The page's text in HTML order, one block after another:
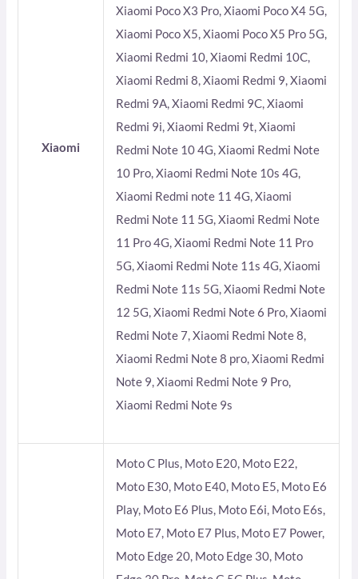
Xiaomi
Xiaomi Poco X3 Pro, Xiaomi Poco X4 5G,
Xiaomi Poco X5, Xiaomi Poco X5 Pro 5G,
Xiaomi Redmi 10, Xiaomi Redmi 10C,
Xiaomi Redmi 8, Xiaomi Redmi 9, Xiaomi
Redmi 9A, Xiaomi Redmi 9C, Xiaomi
Redmi 9i, Xiaomi Redmi 9t, Xiaomi
Redmi Note 10 4G, Xiaomi Redmi Note
10 Pro, Xiaomi Redmi Note 10s 4G,
Xiaomi Redmi note 11 4G, Xiaomi
Redmi Note 11 5G, Xiaomi Redmi Note
11 Pro 4G, Xiaomi Redmi Note 11 Pro
5G, Xiaomi Redmi Note 11s 4G, Xiaomi
Redmi Note 11s 5G, Xiaomi Redmi Note
12 5G, Xiaomi Redmi Note 6 Pro, Xiaomi
Redmi Note 7, Xiaomi Redmi Note 8,
Xiaomi Redmi Note 8 pro, Xiaomi Redmi
Note 9, Xiaomi Redmi Note 9 Pro,
Xiaomi Redmi Note 9s
Moto C Plus, Moto E20, Moto E22,
Moto E30, Moto E40, Moto E5, Moto E6
Play, Moto E6 Plus, Moto E6i, Moto E6s,
Moto E7, Moto E7 Plus, Moto E7 Power,
Moto Edge 20, Moto Edge 30, Moto